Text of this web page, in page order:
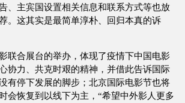
、主宾国设置相关信息和联系方式等也放
。这其实是最简单淳朴、回归本真的诉
联合展台的举办，体现了疫情下中国电影
协力、共克时艰的精神，并借此告诉国际
有停下发展的脚步；北京国际电影节也将
会恢复到以线下为主，“希望中外影人更多